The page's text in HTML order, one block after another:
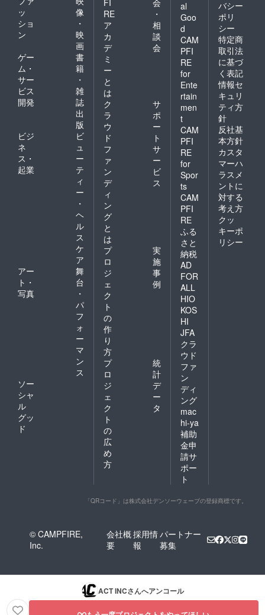
ッ
ショ
ン
像
・
映
画
ゲー
ム・
サー
ビス
開発
書
籍
・
雑
誌
出
版
ビジ
ネ
ス・
起業
ビ
ュ
ー
テ
ィ
ー
・
ヘ
ル
ス
ケ
ア
アー
ト・
写真
舞
台
・
パ
フ
ォ
ー
マ
ン
ス
ソー
シャ
ル
グッ
ド
FI
RE
ア
カ
デ
ミ
ー
と
は
会
・
相
談
会
ク
ラ
ウ
ド
フ
ァ
ン
デ
ィ
ン
グ
と
は
サ
ポ
ー
ト
サ
ー
ビ
ス
プ
ロ
ジ
ェ
ク
ト
の
作
り
方
実
施
事
例
プ
ロ
ジ
ェ
ク
ト
の
広
め
方
統
計
デ
ー
タ
al
Goo
d
CAM
PFI
RE
for
Ente
rtain
men
t
CAM
PFI
RE
for
Spor
ts
CAM
PFI
RE
ふる
さと
納税
AD
FOR
ALL
HIO
KOS
HI
JFA
クラ
ウド
ファ
ン
ディ
ング
mac
hi-ya
補助
金申
請サ
ポー
ト
バシー
ポリ
シー
特定商
取引法
に基づ
く表記
情報セ
キュリ
ティ方
針
反社基
本方針
カスタ
マーハ
ラスメ
ントに
対する
考え方
クッ
キーポ
リシー
「QRコード」は株式会社デンソーウェーブの登録商標です。
© CAMPFIRE,
Inc.
会社概
要
採用情
報
パートナー
募集
ACT INCさんへアンコール